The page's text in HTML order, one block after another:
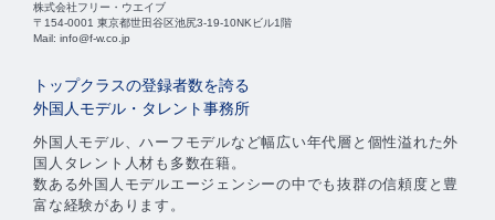
株式会社フリー・ウエイブ
〒154-0001 東京都世田谷区池尻3-19-10NKビル1階
Mail: info@f-w.co.jp
トップクラスの登録者数を誇る
外国人モデル・タレント事務所
外国人モデル、ハーフモデルなど幅広い年代層と個性溢れた外
国人タレント人材も多数在籍。
数ある外国人モデルエージェンシーの中でも抜群の信頼度と豊
富な経験があります。